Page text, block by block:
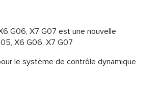
G06, X7 G07 est une nouvelle
X6 G06, X7 G07
le système de contrôle dynamique